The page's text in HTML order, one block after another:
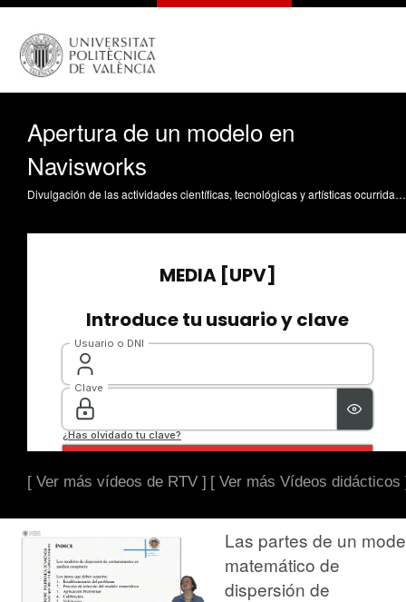
Apertura de un modelo en
Navisworks
Divulgación de las actividades científicas, tecnológicas y artísticas ocurridas en los tres campus de la UPV
[ Ver más vídeos de RTV ] [ Ver más Vídeos didácticos
Las partes de un
matemático de
dispersión de